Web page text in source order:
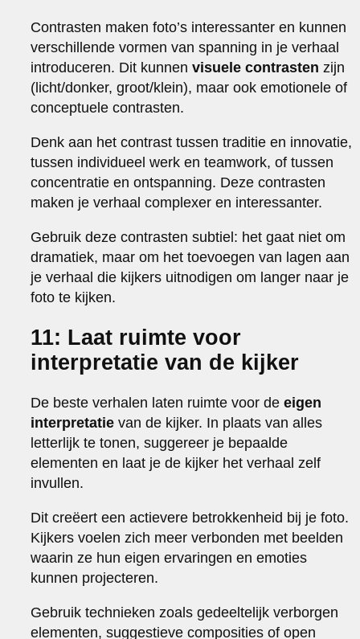
Contrasten maken foto’s interessanter en kunnen
verschillende vormen van spanning in je verhaal
introduceren. Dit kunnenvisuele contrasten zijn
(licht/donker, groot/klein), maar ook emotionele of
conceptuele contrasten.
Denk aan het contrast tussen traditie en innovatie,
tussen individueel werk en teamwork, of tussen
concentratie en ontspanning. Deze contrasten
maken je verhaal complexer en interessanter.
Gebruik deze contrasten subtiel: het gaat niet om
dramatiek, maar om het toevoegen van lagen aan
je verhaal die kijkers uitnodigen om langer naar je
foto te kijken.
11: Laat ruimte voor
interpretatie van de kijker
De beste verhalen laten ruimte voor deeigen
interpretatie van de kijker. In plaats van alles
letterlijk te tonen, suggereer je bepaalde
elementen en laat je de kijker het verhaal zelf
invullen.
Dit creëert een actievere betrokkenheid bij je foto.
Kijkers voelen zich meer verbonden met beelden
waarin ze hun eigen ervaringen en emoties
kunnen projecteren.
Gebruik technieken zoals gedeeltelijk verborgen
elementen, suggestieve composities of open